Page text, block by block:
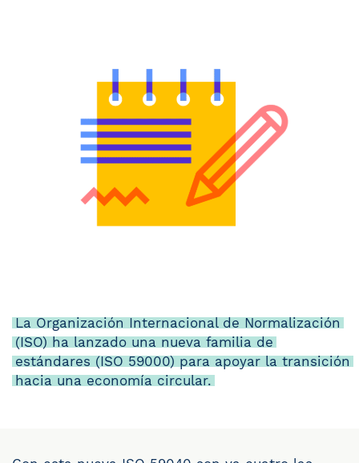
La Organización Internacional de Normalización
(ISO) ha lanzado una nueva familia de
estándares (ISO 59000) para apoyar la transición
hacia una economía circular.